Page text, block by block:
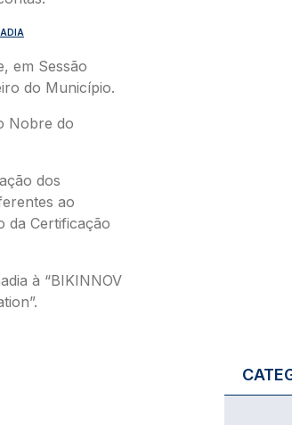
em Sessão
do Município.
Nobre do
dos
ao
da Certificação
à “BIKINNOV